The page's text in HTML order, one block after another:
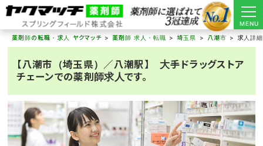
MENU
薬剤師の転職・求人 ヤクマッチ
薬剤師 求人・転職 埼玉県 八潮市 求人詳細
【八潮市（埼玉県）／八潮駅】 大手ドラッグストア
チェーンでの薬剤師求人です。